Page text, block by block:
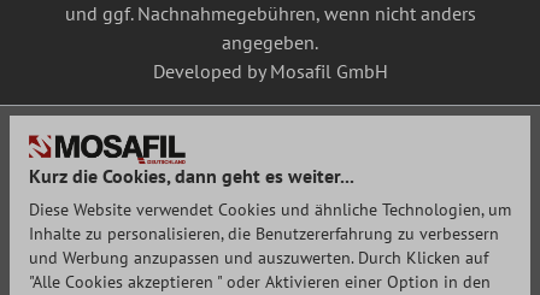
und ggf. Nachnahmegebühren, wenn nicht anders
angegeben.
Developed by Mosafil GmbH
Kurz die Cookies, dann geht es weiter...
Diese Website verwendet Cookies und ähnliche Technologien, um
Inhalte zu personalisieren, die Benutzererfahrung zu verbessern
und Werbung anzupassen und auszuwerten. Durch Klicken auf
"Alle Cookies akzeptieren " oder Aktivieren einer Option in den